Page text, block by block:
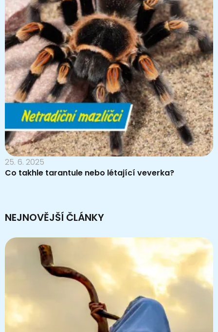
25. 6. 2025
Co takhle tarantule nebo létající veverka?
NEJNOVĚJŠÍ ČLÁNKY